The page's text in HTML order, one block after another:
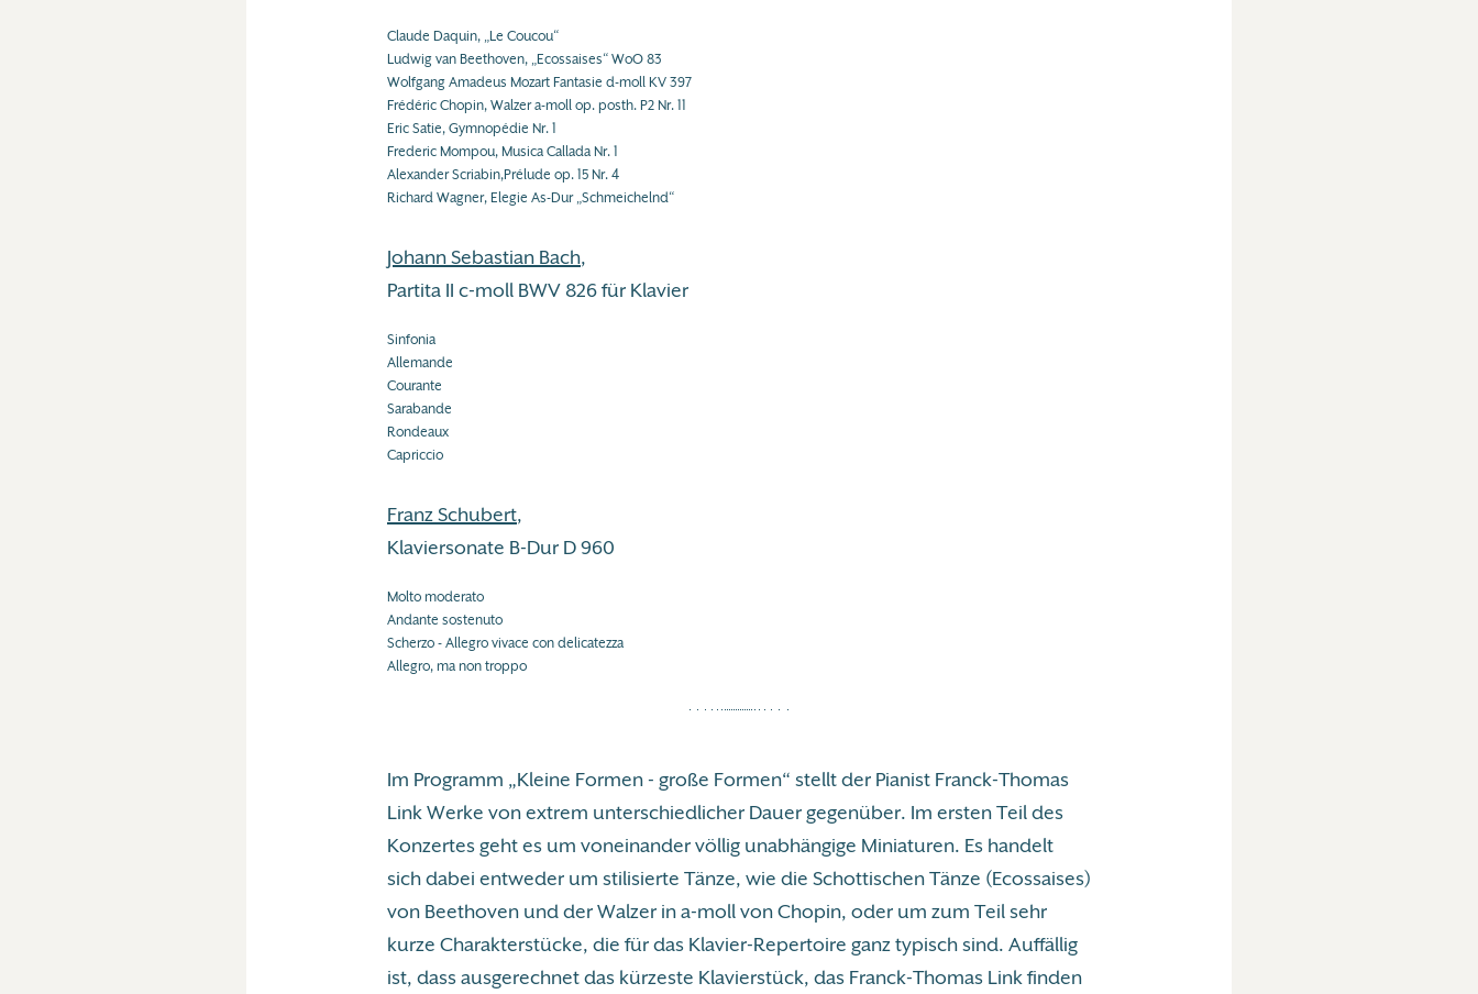
Claude Daquin, „Le Coucou“
Ludwig van Beethoven, „Ecossaises“ WoO 83
Wolfgang Amadeus Mozart Fantasie d-moll KV 397
Frédéric Chopin, Walzer a-moll op. posth. P2 Nr. 11
Eric Satie, Gymnopédie Nr. 1
Frederic Mompou, Musica Callada Nr. 1
Alexander Scriabin,Prélude op. 15 Nr. 4
Richard Wagner, Elegie As-Dur „Schmeichelnd“
Johann Sebastian Bach,
Partita II c-moll BWV 826 für Klavier
Sinfonia
Allemande
Courante
Sarabande
Rondeaux
Capriccio
Franz Schubert,
Klaviersonate B-Dur D 960
Molto moderato
Andante sostenuto
Scherzo - Allegro vivace con delicatezza
Allegro, ma non troppo
Im Programm „Kleine Formen - große Formen“ stellt der Pianist Franck-Thomas
Link Werke von extrem unterschiedlicher Dauer gegenüber. Im ersten Teil des
Konzertes geht es um voneinander völlig unabhängige Miniaturen. Es handelt
sich dabei entweder um stilisierte Tänze, wie die Schottischen Tänze (Ecossaises)
von Beethoven und der Walzer in a-moll von Chopin, oder um zum Teil sehr
kurze Charakterstücke, die für das Klavier-Repertoire ganz typisch sind. Auffällig
ist, dass ausgerechnet das kürzeste Klavierstück, das Franck-Thomas Link finden